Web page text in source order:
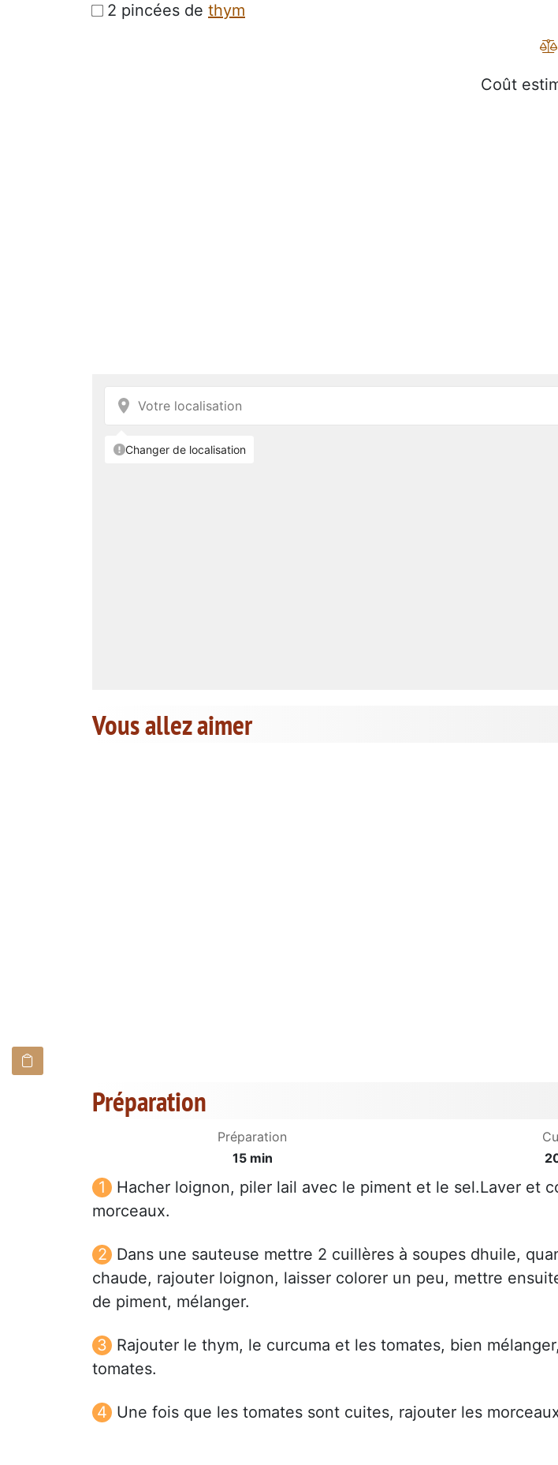
2 pincées de thym
Coût
Vous allez aimer
Préparation
Préparation
15 min
Hacher loignon, piler lail avec le piment et le sel.Laver et
morceaux.
Dans une sauteuse mettre 2 cuillères à soupes dhuile,
chaude, rajouter loignon, laisser colorer un peu, mettre
de piment, mélanger.
Rajouter le thym, le curcuma et les tomates, bien
tomates.
Une fois que les tomates sont cuites, rajouter les